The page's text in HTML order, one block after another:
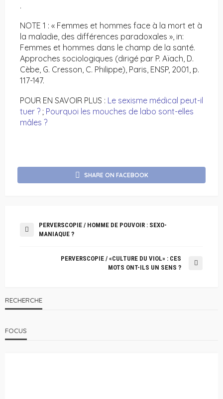
.
NOTE 1 : « Femmes et hommes face à la mort et à
la maladie, des différences paradoxales », in:
Femmes et hommes dans le champ de la santé.
Approches sociologiques (dirigé par P. Aïach, D.
Cèbe, G. Cresson, C. Philippe), Paris, ENSP, 2001, p.
117-147.
POUR EN SAVOIR PLUS : Le sexisme médical peut-il
tuer ? ; Pourquoi les mouches de labo sont-elles
mâles ?
SHARE ON FACEBOOK
PERVERSCOPIE / HOMME DE POUVOIR : SEXO-
MANIAQUE ?
PERVERSCOPIE / «CULTURE DU VIOL» : CES
MOTS ONT-ILS UN SENS ?
RECHERCHE
FOCUS